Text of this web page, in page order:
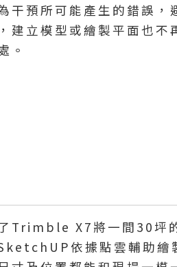
干預所可能產生的錯誤，
建立模型或繪製平面也不
。
Trimble X7將一間30坪
依據點雲輔助繪